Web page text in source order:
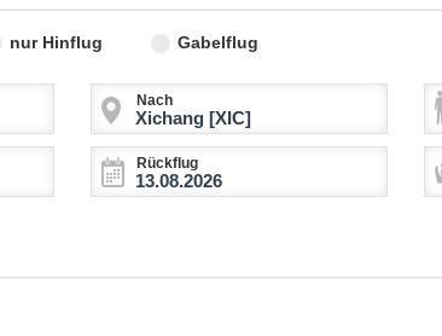
nur Hinflug Gabelflug
Nach
Rückflug